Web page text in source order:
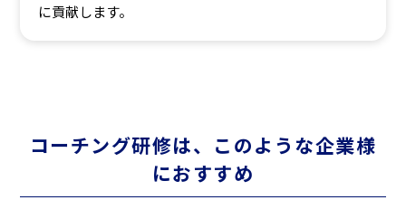
に貢献します。
コーチング研修は、このような企業様
におすすめ